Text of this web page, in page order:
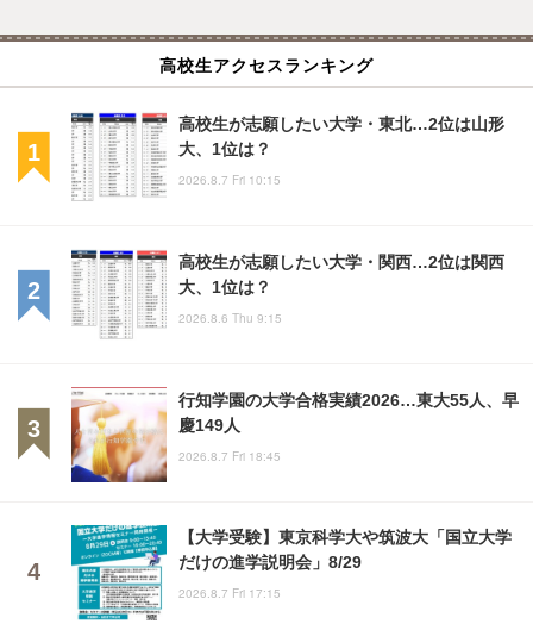
高校生アクセスランキング
高校生が志願したい大学・東北…2位は山形
大、1位は？
2026.8.7 Fri 10:15
高校生が志願したい大学・関西…2位は関西
大、1位は？
2026.8.6 Thu 9:15
行知学園の大学合格実績2026…東大55人、早
慶149人
2026.8.7 Fri 18:45
【大学受験】東京科学大や筑波大「国立大学
だけの進学説明会」8/29
2026.8.7 Fri 17:15